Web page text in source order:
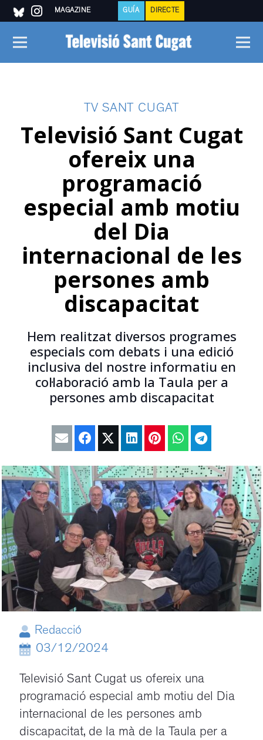
MAGAZINE GUÍA DIRECTE
TV SANT CUGAT
Televisió Sant Cugat
ofereix una
programació
especial amb motiu
del Dia
internacional de les
persones amb
discapacitat
Hem realitzat diversos programes
especials com debats i una edició
inclusiva del nostre informatiu en
col·laboració amb la Taula per a
persones amb discapacitat
Redacció
03/12/2024
Televisió Sant Cugat us ofereix una
programació especial amb motiu del Dia
internacional de les persones amb
discapacitat, de la mà de la Taula per a